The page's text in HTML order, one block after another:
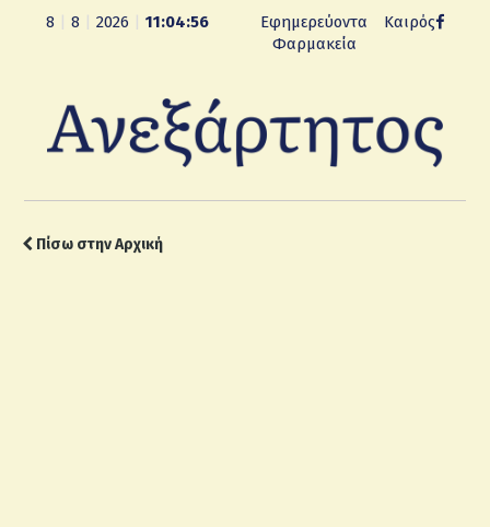
8 8 2026 11:04:57
Εφημερεύοντα
Φαρμακεία
Καιρός
Πίσω στην Αρχική